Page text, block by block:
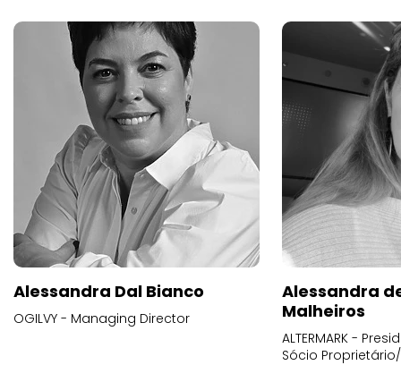
Alessandra Dal Bianco
OGILVY - Managing Director
Alessandra
Malheiros
ALTERMARK -
Sócio